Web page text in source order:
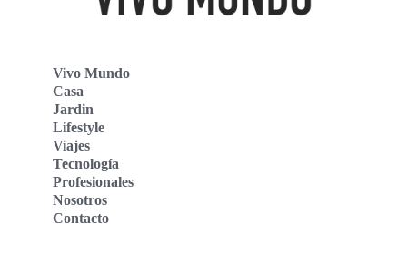
Vivo Mundo
Casa
Jardin
Lifestyle
Viajes
Tecnología
Profesionales
Nosotros
Contacto